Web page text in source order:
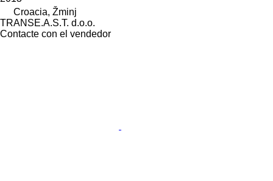
Croacia, Žminj
TRANSE.A.S.T. d.o.o.
Contacte con el vendedor